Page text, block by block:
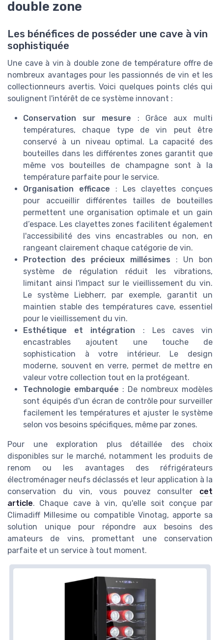
double zone
Les bénéfices de posséder une cave à vin
sophistiquée
Une cave à vin à double zone de température offre de
nombreux avantages pour les passionnés de vin et les
collectionneurs avertis. Voici quelques points clés qui
soulignent l'intérêt de ce système innovant :
Conservation sur mesure : Grâce aux multi
températures, chaque type de vin peut être
conservé à un niveau optimal. La capacité des
bouteilles dans les différentes zones garantit que
même vos bouteilles de champagne sont à la
température parfaite pour le service.
Organisation efficace : Les clayettes conçues
pour accueillir différentes tailles de bouteilles
permettent une organisation optimale et un gain
d’espace. Les clayettes zones facilitent également
l'accessibilité des vins encastrables ou non, en
rangeant clairement chaque catégorie de vin.
Protection des précieux millésimes : Un bon
système de régulation réduit les vibrations,
limitant ainsi l'impact sur le vieillissement du vin.
Le système Liebherr, par exemple, garantit un
maintien stable des températures cave, essentiel
pour le vieillissement du vin.
Esthétique et intégration : Les caves vin
encastrables ajoutent une touche de
sophistication à votre intérieur. Le design
moderne, souvent en verre, permet de mettre en
valeur votre collection tout en la protégeant.
Technologie embarquée : De nombreux modèles
sont équipés d'un écran de contrôle pour surveiller
facilement les températures et ajuster le système
selon vos besoins spécifiques, même par zones.
Pour une exploration plus détaillée des choix
disponibles sur le marché, notamment les produits de
renom ou les avantages des réfrigérateurs
électroménager neufs déclassés et leur application à la
conservation du vin, vous pouvez consulter cet
article. Chaque cave à vin, qu'elle soit conçue par
Climadiff Millesime ou compatible Vinotag, apporte sa
solution unique pour répondre aux besoins des
amateurs de vins, promettant une conservation
parfaite et un service à tout moment.